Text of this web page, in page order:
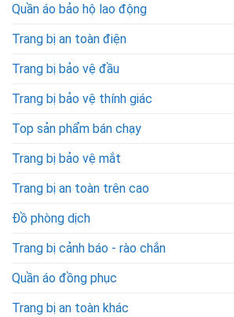
Quần áo bảo hộ lao động
Trang bị an toàn điện
Trang bị bảo vệ đầu
Trang bị bảo vệ thính giác
Top sản phẩm bán chạy
Trang bị bảo vệ mắt
Trang bị an toàn trên cao
Đồ phòng dịch
Trang bị cảnh báo - rào chắn
Quần áo đồng phục
Trang bị an toàn khác